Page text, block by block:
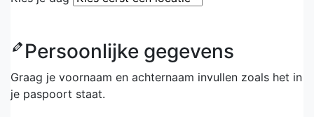
Persoonlijke gegevens
Graag je voornaam en achternaam invullen zoals het in
je paspoort staat.